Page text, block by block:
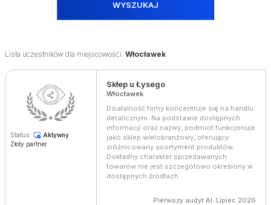
WYSZUKAJ
Lista uczestników dla miejscowośći: Włocławek
Status:
Aktywny
Złoty partner
Skłep u Łysego
Włocławek
Działalność firmy koncentruje się na handlu
detalicznym. Na podstawie dostępnych
informacji oraz nazwy, podmiot funkcjonuje
jako sklep wielobranżowy, oferujący
zróżnicowany asortyment produktów.
Dokładny charakter sprzedawanych
towarów nie jest szczegółowo określony w
dostępnych źródłach.
Pierwszy audyt AI: Lipiec 2026